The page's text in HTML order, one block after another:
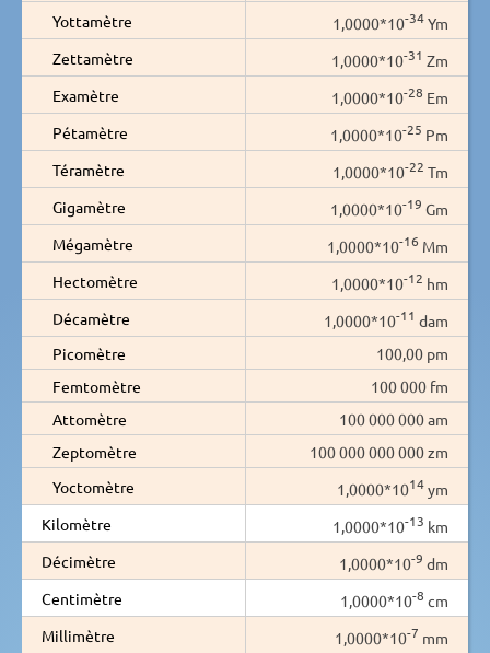
Yottamètre
1,0000*10-34Ym
Zettamètre
1,0000*10-31 Zm
Examètre
1,0000*10-28 Em
Pétamètre
1,0000*10-25 Pm
Téramètre
1,0000*10-22 Tm
Gigamètre
1,0000*10-19 Gm
Mégamètre
1,0000*10-16 Mm
Hectomètre
1,0000*10-12 hm
Décamètre
1,0000*10-11 dam
Picomètre
100,00 pm
Femtomètre
100 000 fm
Attomètre
100 000 000 am
Zeptomètre
100 000 000 000 zm
Yoctomètre
1,0000*1014ym
Kilomètre
1,0000*10-13 km
Décimètre
1,0000*10-9 dm
Centimètre
1,0000*10-8 cm
Millimètre
1,0000*10-7 mm